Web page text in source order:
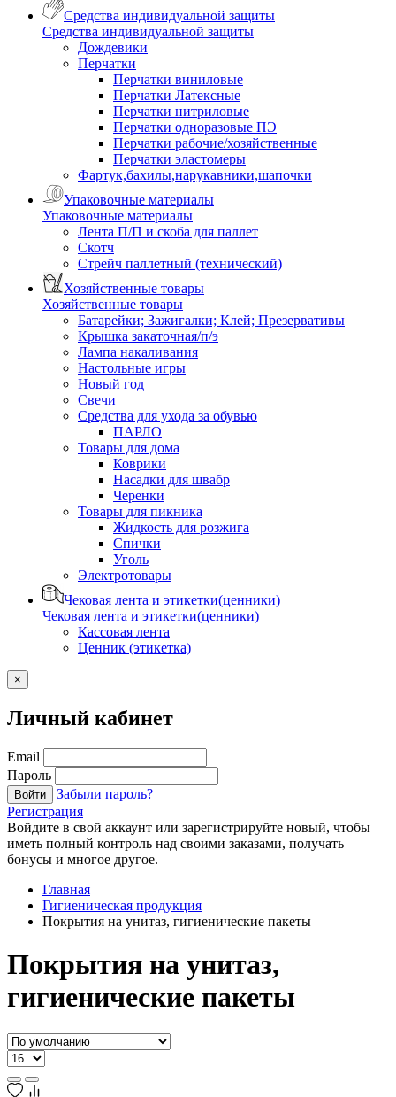
Средства индивидуальной защиты
Средства индивидуальной защиты
Дождевики
Перчатки
Перчатки виниловые
Перчатки Латексные
Перчатки нитриловые
Перчатки одноразовые ПЭ
Перчатки рабочие/хозяйственные
Перчатки эластомеры
Фартук,бахилы,нарукавники,шапочки
Упаковочные материалы
Упаковочные материалы
Лента П/П и скоба для паллет
Скотч
Стрейч паллетный (технический)
Хозяйственные товары
Хозяйственные товары
Батарейки; Зажигалки; Клей; Презервативы
Крышка закаточная/п/э
Лампа накаливания
Настольные игры
Новый год
Свечи
Средства для ухода за обувью
ПАРЛО
Товары для дома
Коврики
Насадки для швабр
Черенки
Товары для пикника
Жидкость для розжига
Спички
Уголь
Электротовары
Чековая лента и этикетки(ценники)
Чековая лента и этикетки(ценники)
Кассовая лента
Ценник (этикетка)
×
Личный кабинет
Email
Пароль
Войти
Забыли пароль?
Регистрация
Войдите в свой аккаунт или зарегистрируйте новый, чтобы
иметь полный контроль над своими заказами, получать
бонусы и многое другое.
Главная
Гигиеническая продукция
Покрытия на унитаз, гигиенические пакеты
Покрытия на унитаз,
гигиенические пакеты